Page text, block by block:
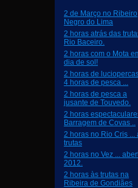
2 de Março no Ribeiro
Negro do Lima
2 horas atrás das
Rio Baceiro.
2 horas com o Mota
dia de sol!
2 horas de
4 horas de pesca ...
2 horas de pesca a
jusante de Touvedo.
2 horas
Barragem de Covas ..
2 horas no Rio Cris ...
trutas
2 horas no Vez ...
2012.
2 horas às trutas na
Ribeira de Gondiães